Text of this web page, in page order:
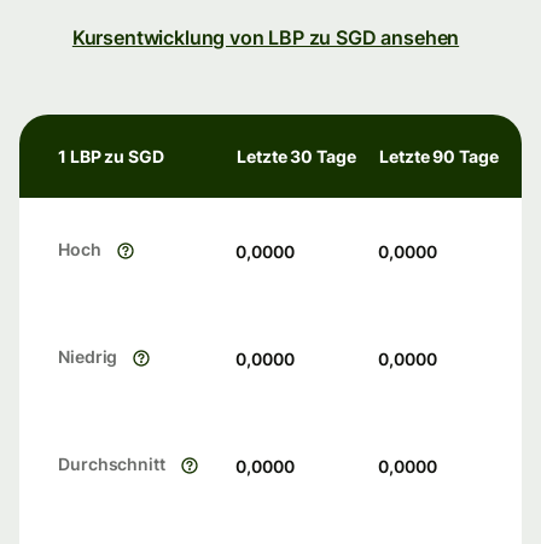
Kursentwicklung von LBP zu SGD ansehen
1 LBP zu SGD Letzte 30 Tage Letzte 90 Tage
Hoch 0,0000 0,0000
Niedrig 0,0000 0,0000
Durchschnitt 0,0000 0,0000